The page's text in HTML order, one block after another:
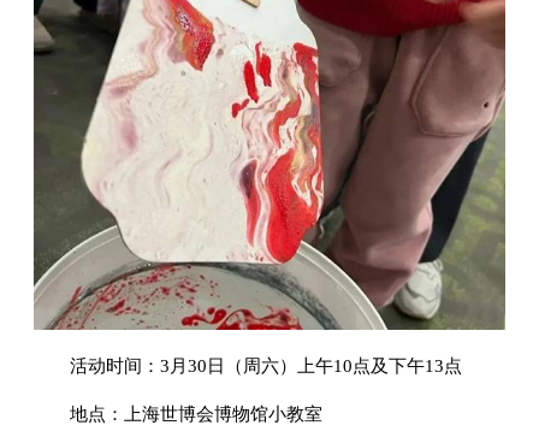
活动时间：3月30日（周六）上午10点及下午13点
地点：上海世博会博物馆小教室